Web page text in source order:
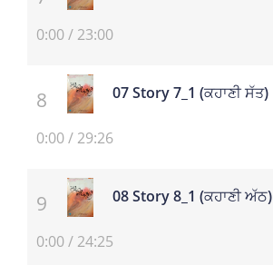
0:00/ 23:00
07 Story 7_1 (ਕਹਾਣੀ ਸੱਤ)
0:00/ 29:26
08 Story 8_1 (ਕਹਾਣੀ ਅੱਠ)
0:00/ 24:25